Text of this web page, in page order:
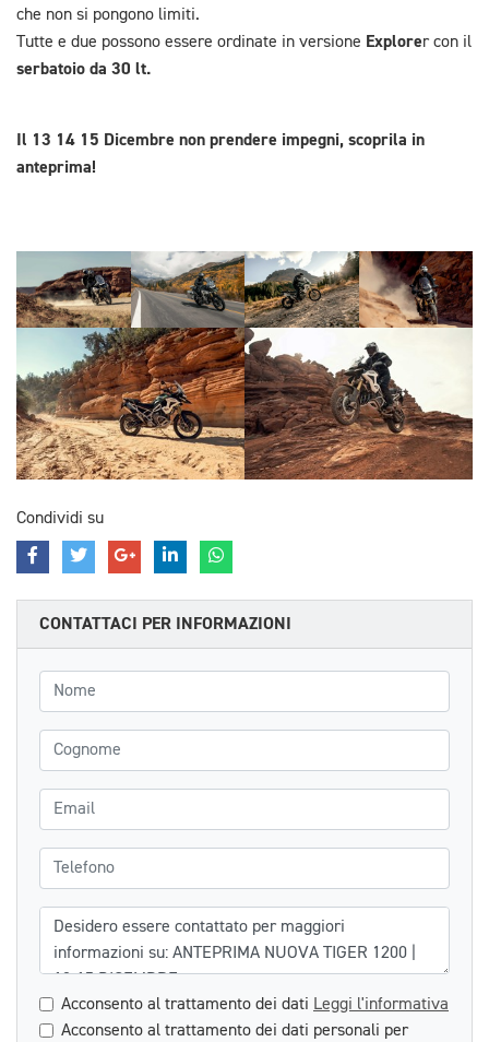
che non si pongono limiti.
Tutte e due possono essere ordinate in versione Explorer con il
serbatoio da 30 lt.
Il 13 14 15 Dicembre non prendere impegni, scoprila in
anteprima!
Condividi su
CONTATTACI PER INFORMAZIONI
Nome
Cognome
Email
Telefono
Messaggio
Acconsento al trattamento dei dati Leggi l'informativa
Acconsento al trattamento dei dati personali per